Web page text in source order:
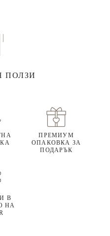
ПОЛЗИ
ПРЕМИУМ
ОПАКОВКА ЗА
ПОДАРЪК
В
НА